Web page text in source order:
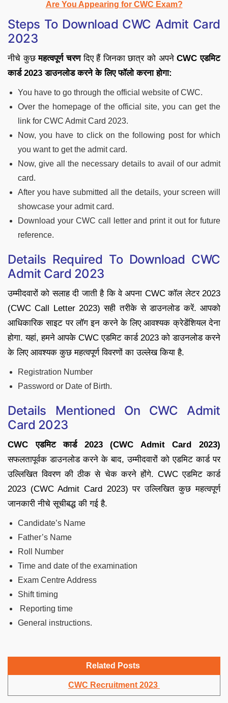
Are You Appearing for CWC Exam?
Steps To Download CWC Admit Card
2023
नीचे कुछमहत्वपूर्ण चरणदिए हैं जिनका छात्र को अपनेCWC एडमिट
कार्ड 2023 डाउनलोड करने के लिए फॉलो करना होगा:
You have to go through the official website of CWC.
Over the homepage of the official site, you can get the
link for CWC Admit Card 2023.
Now, you have to click on the following post for which
you want to get the admit card.
Now, give all the necessary details to avail of our admit
card.
After you have submitted all the details, your screen will
showcase your admit card.
Download your CWC call letter and print it out for future
reference.
Details Required To Download CWC
Admit Card 2023
उम्मीदवारों को सलाह दी जाती है कि वे अपना CWC कॉल लेटर 2023
(CWC Call Letter 2023) सही तरीके से डाउनलोड करें. आपको
आधिकारिक साइट पर लॉग इन करने के लिए आवश्यक क्रेडेंशियल देना
होगा. यहां, हमने आपके CWC एडमिट कार्ड 2023 को डाउनलोड करने
के लिए आवश्यक कुछ महत्वपूर्ण विवरणों का उल्लेख किया है.
Registration Number
Password or Date of Birth.
Details Mentioned On CWC Admit
Card 2023
CWC एडमिट कार्ड 2023 (CWC Admit Card 2023)
सफलतापूर्वक डाउनलोड करने के बाद, उम्मीदवारों को एडमिट कार्ड पर
उल्लिखित विवरण की ठीक से चेक करने होंगे. CWC एडमिट कार्ड
2023 (CWC Admit Card 2023) पर उल्लिखित कुछ महत्वपूर्ण
जानकारी नीचे सूचीबद्ध की गई है.
Candidate’s Name
Father’s Name
Roll Number
Time and date of the examination
Exam Centre Address
Shift timing
Reporting time
General instructions.
Related Posts
CWC Recruitment 2023